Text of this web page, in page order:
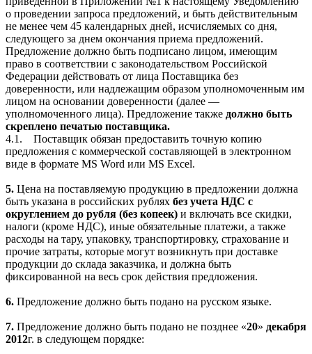
о проведении запроса предложений, и быть действительным
не менее чем 45 календарных дней, исчисляемых со дня,
следующего за днем окончания приема предложений.
Предложение должно быть подписано лицом, имеющим
право в соответствии с законодательством Российской
Федерации действовать от лица Поставщика без
доверенности, или надлежащим образом уполномоченным им
лицом на основании доверенности (далее —
уполномоченного лица). Предложение также должно быть
скреплено печатью поставщика.
4.1.
Поставщик обязан предоставить точную копию
предложения с коммерческой составляющей в электронном
виде в формате MS Word или MS Excel.
5. Цена на поставляемую продукцию в предложении должна
быть указана в российских рублях без учета НДС с
округлением до рубля (без копеек) и включать все скидки,
налоги (кроме НДС), иные обязательные платежи, а также
расходы на тару, упаковку, транспортировку, страхование и
прочие затраты, которые могут возникнуть при доставке
продукции до склада заказчика, и должна быть
фиксированной на весь срок действия предложения.
6. Предложение должно быть подано на русском языке.
7. Предложение должно быть подано не позднее «20» декабря
2012г. в следующем порядке: